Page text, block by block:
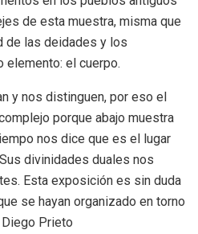
de esta muestra, misma que
de las deidades y los
el cuerpo.
y nos distinguen, por eso el
porque abajo muestra
nos dice que es el lugar
divinidades duales nos
Esta exposición es sin duda
se hayan organizado en torno
Prieto